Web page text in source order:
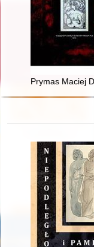
Prymas Maciej